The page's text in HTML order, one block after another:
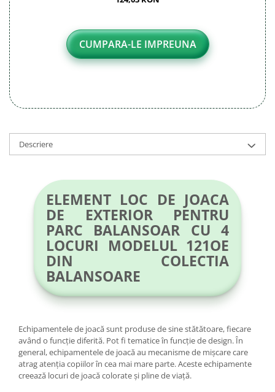
CUMPARA-LE IMPREUNA
Descriere
ELEMENT LOC DE JOACA
DE EXTERIOR PENTRU
PARC BALANSOAR CU 4
LOCURI MODELUL 121OE
DIN COLECTIA
BALANSOARE
Echipamentele de joacă sunt produse de sine stătătoare, fiecare
având o funcție diferită. Pot fi tematice în funcție de design. În
general, echipamentele de joacă au mecanisme de mișcare care
atrag atenția copiilor în cea mai mare parte. Aceste echipamente
creează locuri de joacă colorate și pline de viață.